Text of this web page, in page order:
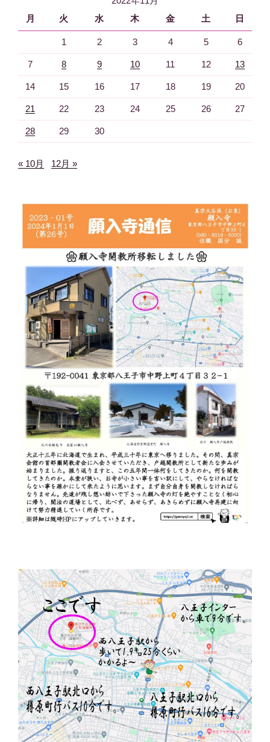
月
火 水 木 金 土 日
1 2 3 4 5 6
7 8 9 10 11 12 13
14 15 16 17 18 19 20
21 22 23 24 25 26 27
28 29 30
« 10月 12月 »